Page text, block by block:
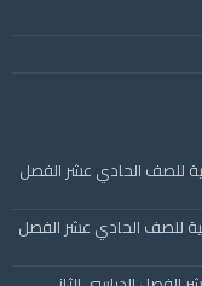
للصف الحادي عشر الفصل
للصف الحادي عشر الفصل